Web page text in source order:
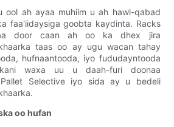
ool ah ayaa muhiim u ah hawl-qabad
faa'iidaysiga goobta kaydinta. Racks
door caan ah oo ka dhex jira
taas oo ay ugu wacan tahay
hufnaantooda, iyo fududayntooda
waxa uu u daah-furi doonaa
Selective iyo sida ay u bedeli
oo hufan